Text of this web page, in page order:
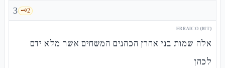
3 🗝️2
EBRAICO (MT)
אלה שמות בני אהרן הכהנים המשחים אשר מלא ידם
לכהן